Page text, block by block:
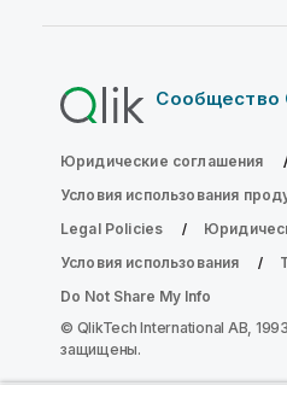
Сообщество
Юридические соглашения
Условия использования
Legal Policies
Условия использования
Do Not Share My Info
© QlikTech International AB,
защищены.